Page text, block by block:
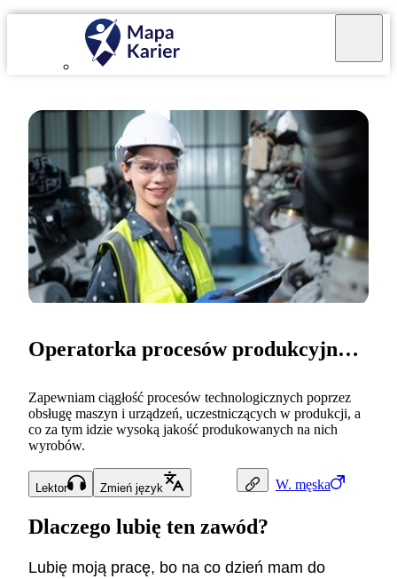
W. męska
Operatorka procesów produkcyjnych
Zapewniam ciągłość procesów technologicznych poprzez
obsługę maszyn i urządzeń, uczestniczących w produkcji, a
co za tym idzie wysoką jakość produkowanych na nich
wyrobów.
Lektor Zmień język
Dlaczego lubię ten zawód?
Lubię moją pracę, bo na co dzień mam do